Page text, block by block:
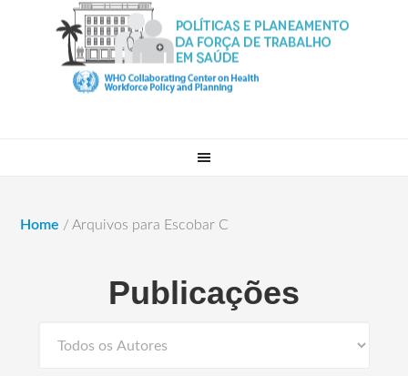
Home / Arquivos para Escobar C
Publicações